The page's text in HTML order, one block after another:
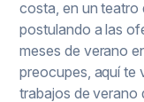
costa, en un teatro
postulando a las
meses de verano
preocupes, aquí te
trabajos de verano